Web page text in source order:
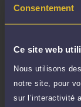
Consentement
Ce site web
Nous utilisons
notre site, pour
sur l’interactivité
de